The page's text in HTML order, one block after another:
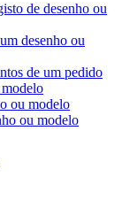
de desenho ou
desenho ou
de um pedido
ou modelo
ou modelo